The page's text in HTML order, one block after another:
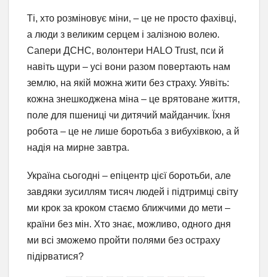
Ті, хто розміновує міни, – це не просто фахівці,
а люди з великим серцем і залізною волею.
Сапери ДСНС, волонтери HALO Trust, пси й
навіть щури – усі вони разом повертають нам
землю, на якій можна жити без страху. Уявіть:
кожна знешкоджена міна – це врятоване життя,
поле для пшениці чи дитячий майданчик. Їхня
робота – це не лише боротьба з вибухівкою, а й
надія на мирне завтра.
Україна сьогодні – епіцентр цієї боротьби, але
завдяки зусиллям тисяч людей і підтримці світу
ми крок за кроком стаємо ближчими до мети –
країни без мін. Хто знає, можливо, одного дня
ми всі зможемо пройти полями без остраху
підірватися?